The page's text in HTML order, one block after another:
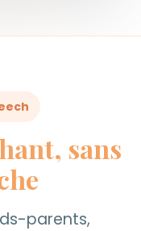
sans
parents,